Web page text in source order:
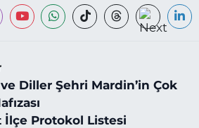
Diller Şehri Mardin’in Çok
İlçe Protokol Listesi